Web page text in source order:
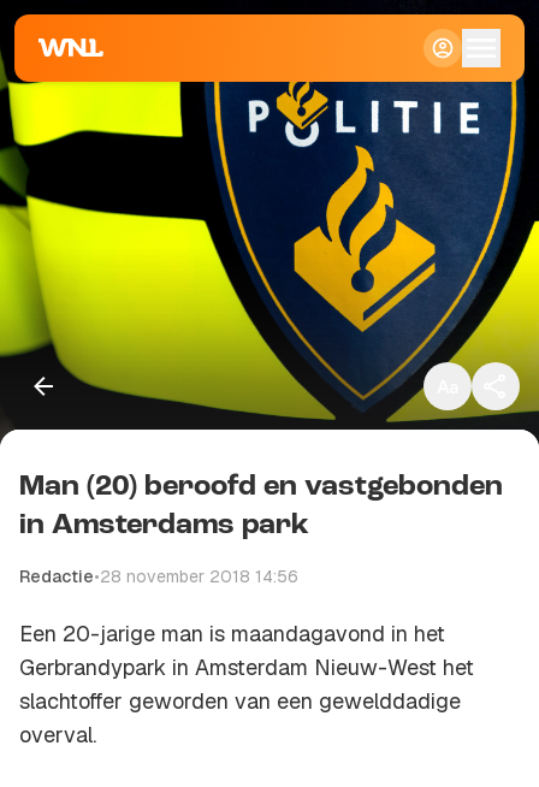
Klein
Standaard
Groot
Kopieer link
Man (20) beroofd en vastgebonden
in Amsterdams park
Redactie•28 november 2018 14:56
Een 20-jarige man is maandagavond in het
Gerbrandypark in Amsterdam Nieuw-West het
slachtoffer geworden van een gewelddadige
overval.